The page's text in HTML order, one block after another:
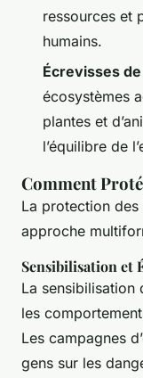
ressources et
humains.
Écrevisses
écosystèmes
plantes et
l’équilibre de
Comment
La protection des
approche
Sensibilisation et
La
les
Les campagnes
gens sur les